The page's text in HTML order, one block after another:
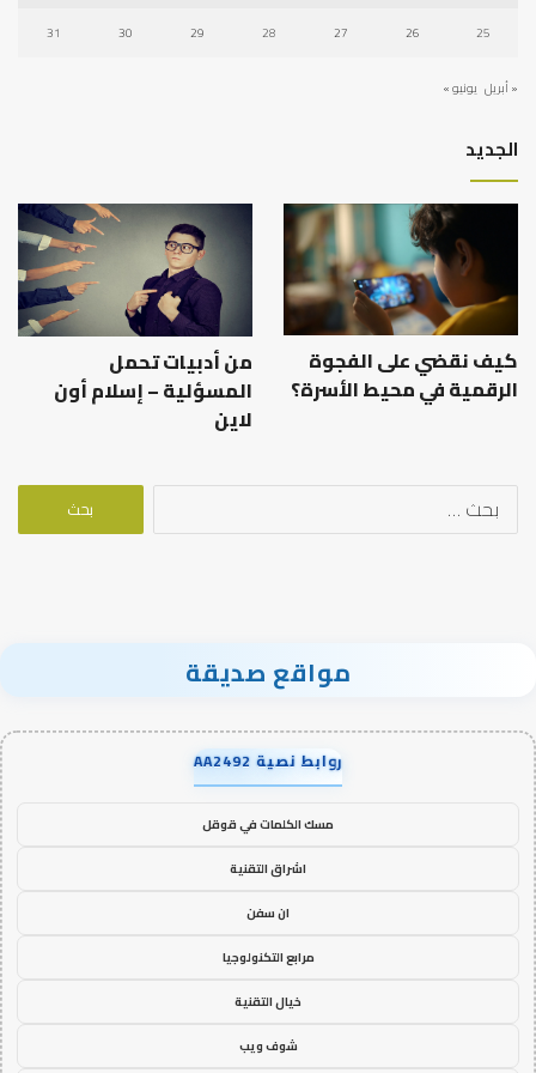
25
26
27
28
29
30
31
« أبريل يونيو »
الجديد
كيف نقضي على الفجوة
الرقمية في محيط الأسرة؟
من أدبيات تحمل
المسؤلية – إسلام أون
لاين
مواقع صديقة
روابط نصية AA2492
مسك الكلمات في قوقل
اشراق التقنية
ان سفن
مرابع التكنولوجيا
خيال التقنية
شوف ويب